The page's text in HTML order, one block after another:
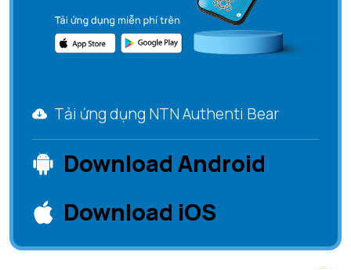
Tải ứng dụng NTN Authenti Bear
Download Android
Download iOS